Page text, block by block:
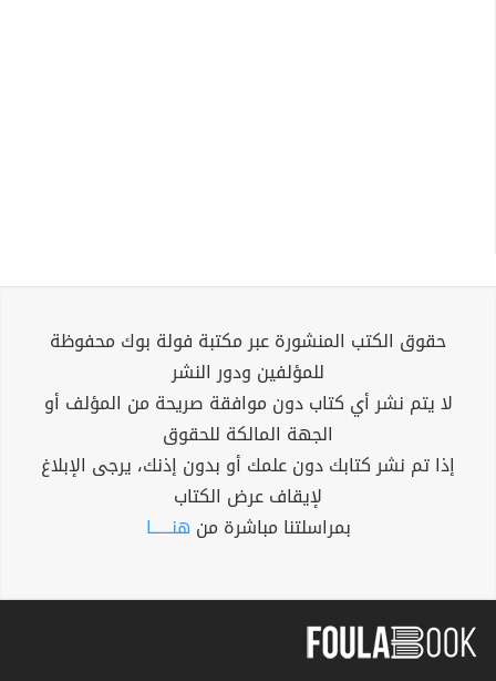
حقوق الكتب المنشورة عبر مكتبة فولة بوك محفوظة
للمؤلفين ودور النشر
لا يتم نشر أي كتاب دون موافقة صريحة من المؤلف أو
الجهة المالكة للحقوق
إذا تم نشر كتابك دون علمك أو بدون إذنك، يرجى الإبلاغ
لإيقاف عرض الكتاب
بمراسلتنا مباشرة من هنــــــا